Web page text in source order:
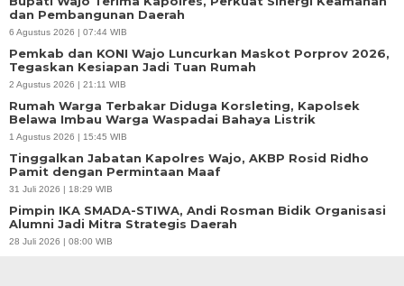
dan Pembangunan Daerah
6 Agustus 2026 | 07:44 WIB
Pemkab dan KONI Wajo Luncurkan Maskot Porprov 2026,
Tegaskan Kesiapan Jadi Tuan Rumah
2 Agustus 2026 | 21:11 WIB
Rumah Warga Terbakar Diduga Korsleting, Kapolsek
Belawa Imbau Warga Waspadai Bahaya Listrik
1 Agustus 2026 | 15:45 WIB
Tinggalkan Jabatan Kapolres Wajo, AKBP Rosid Ridho
Pamit dengan Permintaan Maaf
31 Juli 2026 | 18:29 WIB
Pimpin IKA SMADA-STIWA, Andi Rosman Bidik Organisasi
Alumni Jadi Mitra Strategis Daerah
28 Juli 2026 | 08:00 WIB